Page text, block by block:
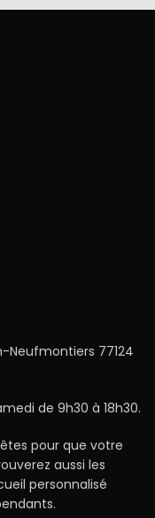
Neufmontiers 77124
de 9h30 à 18h30.
pour que votre
aussi les
personnalisé